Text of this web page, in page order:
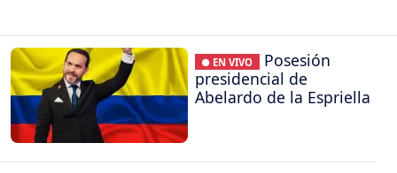
● EN VIVO
Posesión
presidencial de
Abelardo de la Espriella